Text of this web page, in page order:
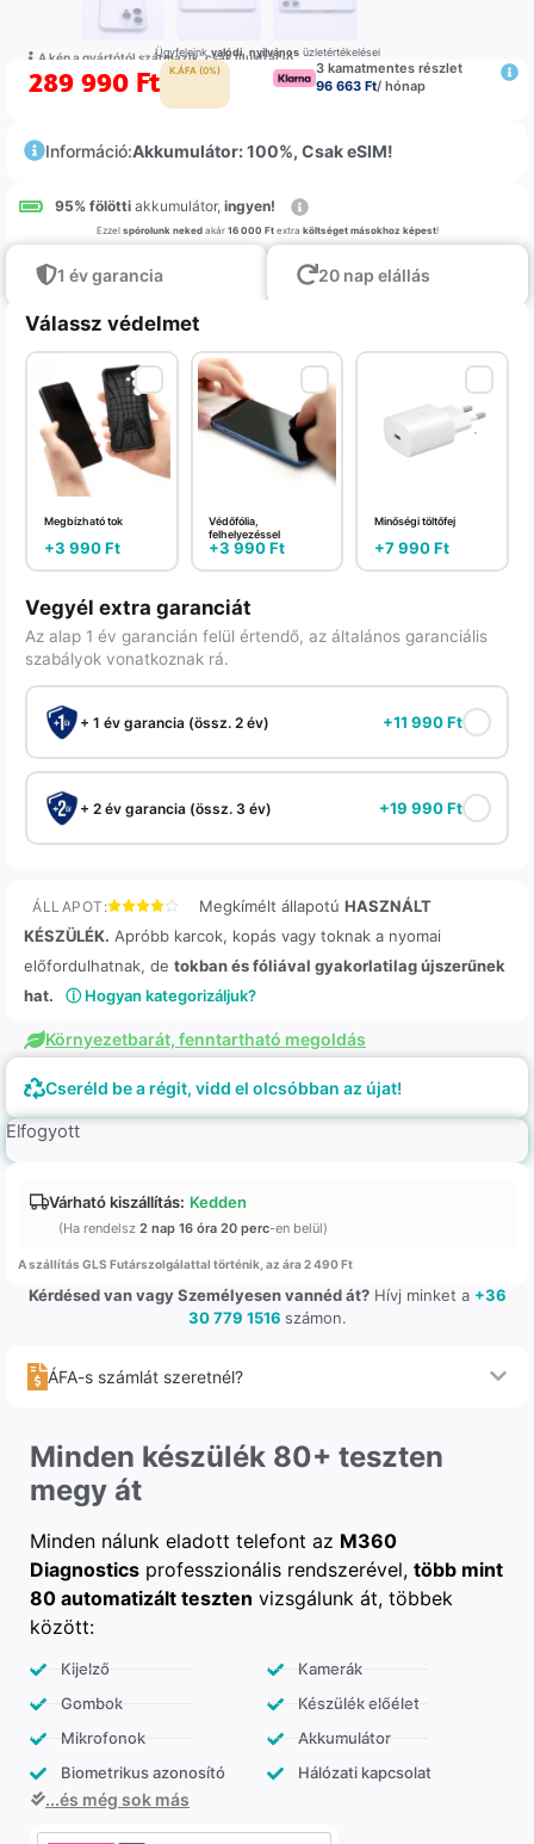
A kép a gyártótól származik, csak illustráció
Ügyfeleinkvalódi,nyilvánosüzletértékelései
289 990 Ft K.ÁFA (0%)
3 kamatmentes részlet
96 663 Ft/ hónap
Információ:Akkumulátor: 100%, Csak eSIM!
95% fölötti akkumulátor, ingyen!
Ezzel spórolunk nekedakár 16 000 Ftextra költséget másokhoz képest!
1 év garancia 20 nap elállás
Válassz védelmet
Megbízható tok
+3 990Ft
Védőfólia,
felhelyezéssel
+3 990Ft
Minőségi töltőfej
+7 990Ft
Vegyél extra garanciát
Az alap 1 év garancián felül értendő, az általános garanciális
szabályok vonatkoznak rá.
+ 1 év garancia (össz. 2 év) +11 990Ft
+ 2 év garancia (össz. 3 év) +19 990Ft
ÁLLAPOT: Megkímélt állapotú HASZNÁLT
KÉSZÜLÉK. Apróbb karcok, kopás vagy toknak a nyomai
előfordulhatnak, de tokban és fóliával gyakorlatilag újszerűnek
hat.
ⓘ Hogyan kategorizáljuk?
Környezetbarát, fenntartható megoldás
Cseréld be a régit, vidd el olcsóbban az újat!
Elfogyott
Várható kiszállítás: Kedden
(Ha rendelsz 2 nap 16 óra 20 perc-en belül)
A szállítás GLS Futárszolgálattal történik, az ára 2 490 Ft
Kérdésed van vagy Személyesen vannéd át?Hívj minket a +36
30 779 1516 számon.
ÁFA-s számlát szeretnél?
Minden készülék 80+ teszten
megy át
Minden nálunk eladott telefont az M360
Diagnostics professzionális rendszerével, több mint
80 automatizált teszten vizsgálunk át, többek
között:
Kijelző
Gombok
Mikrofonok
Biometrikus azonosító
Kamerák
Készülék előélet
Akkumulátor
Hálózati kapcsolat
...és még sok más